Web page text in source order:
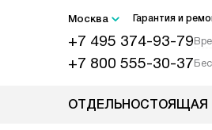
Москва Гарантия и
+7 495 374-93-79
+7 800 555-30-37
ОТДЕЛЬНОСТОЯЩАЯ